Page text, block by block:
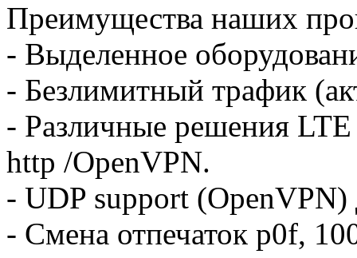
Преимущества наших
- Выделенное
- Безлимитный трафик
- Различные решения
http /OpenVPN.
- UDP support
- Смена отпечаток p0f,